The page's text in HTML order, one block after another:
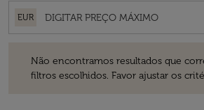
EUR
Não encontramos resultados que
filtros escolhidos. Favor ajustar os